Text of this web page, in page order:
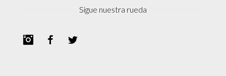
Sigue nuestra rueda
InstagramFacebook